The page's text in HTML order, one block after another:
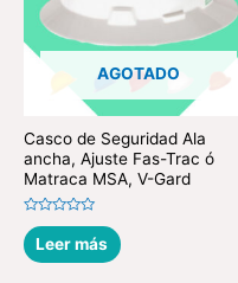
AGOTADO
Casco de Seguridad Ala
ancha, Ajuste Fas-Trac ó
Matraca MSA, V-Gard
Valorado
en
0
de
Leer más